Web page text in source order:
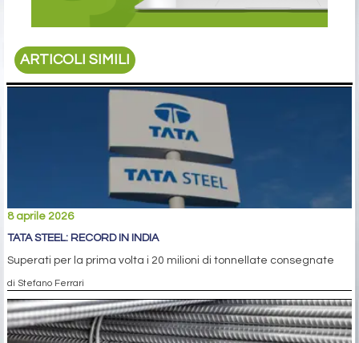
ARTICOLI SIMILI
8 aprile 2026
TATA STEEL: RECORD IN INDIA
Superati per la prima volta i 20 milioni di tonnellate consegnate
di Stefano Ferrari